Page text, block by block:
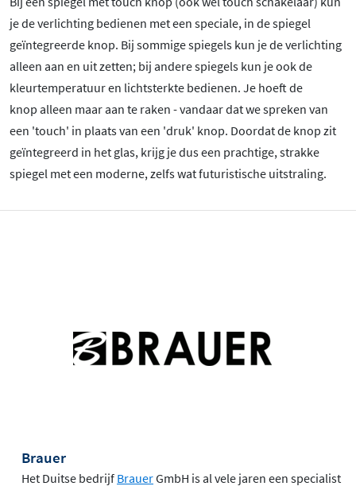
je de verlichting bedienen met een speciale, in de spiegel
geïntegreerde knop. Bij sommige spiegels kun je de verlichting
alleen aan en uit zetten; bij andere spiegels kun je ook de
kleurtemperatuur en lichtsterkte bedienen. Je hoeft de
knop alleen maar aan te raken - vandaar dat we spreken van
een 'touch' in plaats van een 'druk' knop. Doordat de knop zit
geïntegreerd in het glas, krijg je dus een prachtige, strakke
spiegel met een moderne, zelfs wat futuristische uitstraling.
Brauer
Het Duitse bedrijf BrauerGmbH is al vele jaren een specialist